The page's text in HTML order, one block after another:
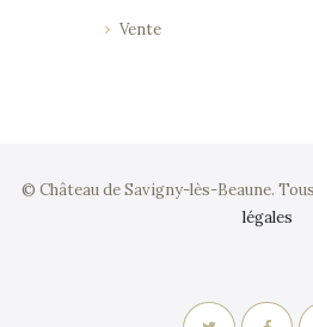
Vente
© Château de Savigny-lès-Beaune.
légales